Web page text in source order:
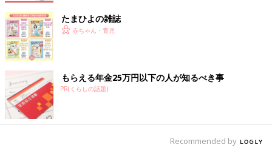
人で漫談をしていてもなかなか芽が出ず、当時のマネージャーか
らも「そんなんじゃ売れない」と一蹴されました。そこからまわ
りの人たちに相談しながらキャラクターを作ることにしました。
――そこで「スーパーアイドルゆってぃ」というキャラクターが
誕生したわけですね。そのころの気持ちも聞かせてください。
ゆってぃ 「ゆってぃ」という名前が誕生したのは31歳のときな
ので、今から17年前です。アンタッチャブルの山崎さんが名づけ
てくれました。当時人気だったお笑いの番組に初めて出演したと
たまひよの雑誌
赤ちゃん・育児
もらえる年金25万円以下の人が知るべき事
PR(くらしの話題)
Recommended by